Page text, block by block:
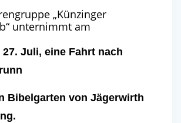
„Künzinger
unternimmt am
Juli, eine Fahrt nach
Bibelgarten von Jägerwirth